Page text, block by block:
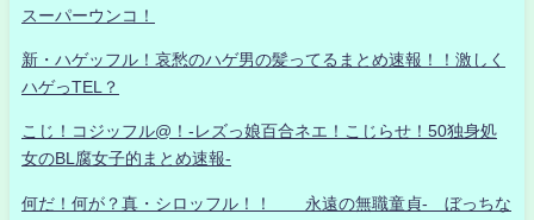
スーパーウンコ！
新・ハゲッフル！哀愁のハゲ男の髪ってるまとめ速報！！激しく
ハゲっTEL？
こじ！コジッフル@！-レズっ娘百合ネエ！こじらせ！50独身処
女のBL腐女子的まとめ速報-
何だ！何が？真・シロッフル！！ 永遠の無職童貞- ぼっちな